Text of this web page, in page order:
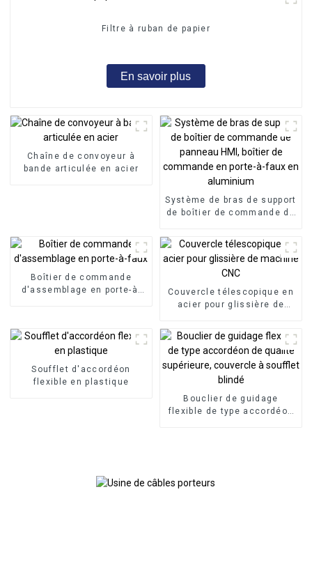
Filtre à ruban de papier
En savoir plus
Chaîne de convoyeur à
bande articulée en acier
Système de bras de support
de boîtier de commande de
commande en porte-à-faux
en aluminium
Boîtier de commande
d'assemblage en porte-à-
Couvercle télescopique en
acier pour glissière de
Soufflet d'accordéon
flexible en plastique
Bouclier de guidage
flexible de type accordéon